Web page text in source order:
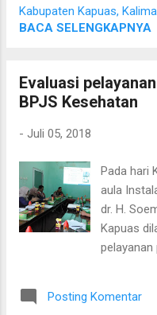
Kabupaten Kapuas,
BACA SELENGKAPNYA
Evaluasi
BPJS Kesehatan
- Juli 05, 2018
Pada hari
aula
dr. H.
Kapuas
Cabang
Posting Komentar